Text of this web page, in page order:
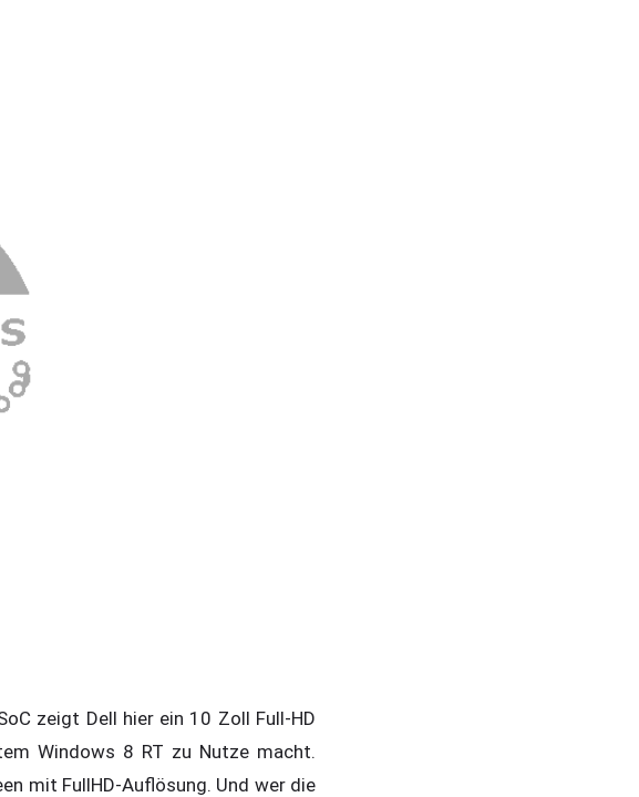
zeigt Dell hier ein 10 Zoll Full-HD
Windows 8 RT zu Nutze macht.
mit FullHD-Auflösung. Und wer die